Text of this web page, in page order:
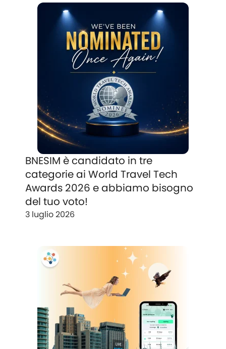
BNESIM è candidato in tre
categorie ai World Travel Tech
Awards 2026 e abbiamo bisogno
del tuo voto!
3 luglio 2026